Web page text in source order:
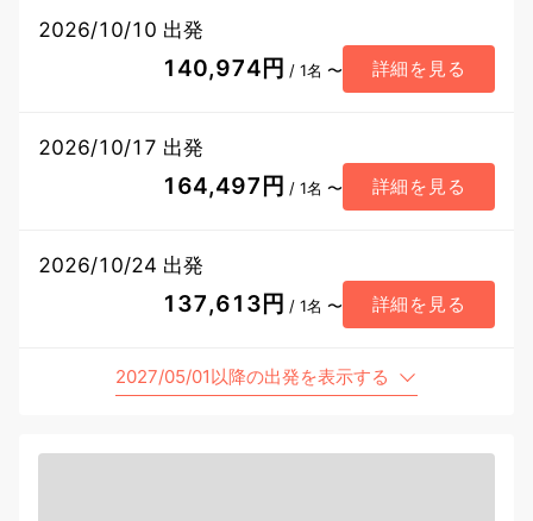
2026/10/10 出発
140,974円 / 1名 〜 詳細を見る
2026/10/17 出発
164,497円 / 1名 〜 詳細を見る
2026/10/24 出発
137,613円 / 1名 〜 詳細を見る
2027/05/01以降の出発を表示する